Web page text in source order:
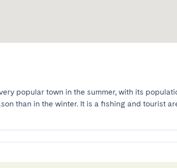
popular town in the summer, with its
than in the winter. It is a fishing and tourist